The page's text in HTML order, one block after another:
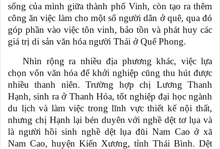
sống của mình giữa thành phố Vinh, còn tạo ra thêm
công ăn việc làm cho một số người dân ở quê, qua đó
góp phần vào việc tôn vinh, bảo tồn và phát huy các
giá trị di sản văn hóa người Thái ở Quế Phong.
Nhìn rộng ra nhiều địa phương khác, việc lựa
chọn vốn văn hóa để khởi nghiệp cũng thu hút được
nhiều thanh niên. Trường hợp chị Lương Thanh
Hạnh, sinh ra ở Thanh Hóa, tốt nghiệp đại học ngành
du lịch và làm việc trong lĩnh vực thiết kế nội thất,
nhưng chị Hạnh lại bén duyên với nghề dệt tơ lụa và
là người hồi sinh nghề dệt lụa đũi Nam Cao ở xã
Nam Cao, huyện Kiến Xương, tỉnh Thái Bình. Dệt